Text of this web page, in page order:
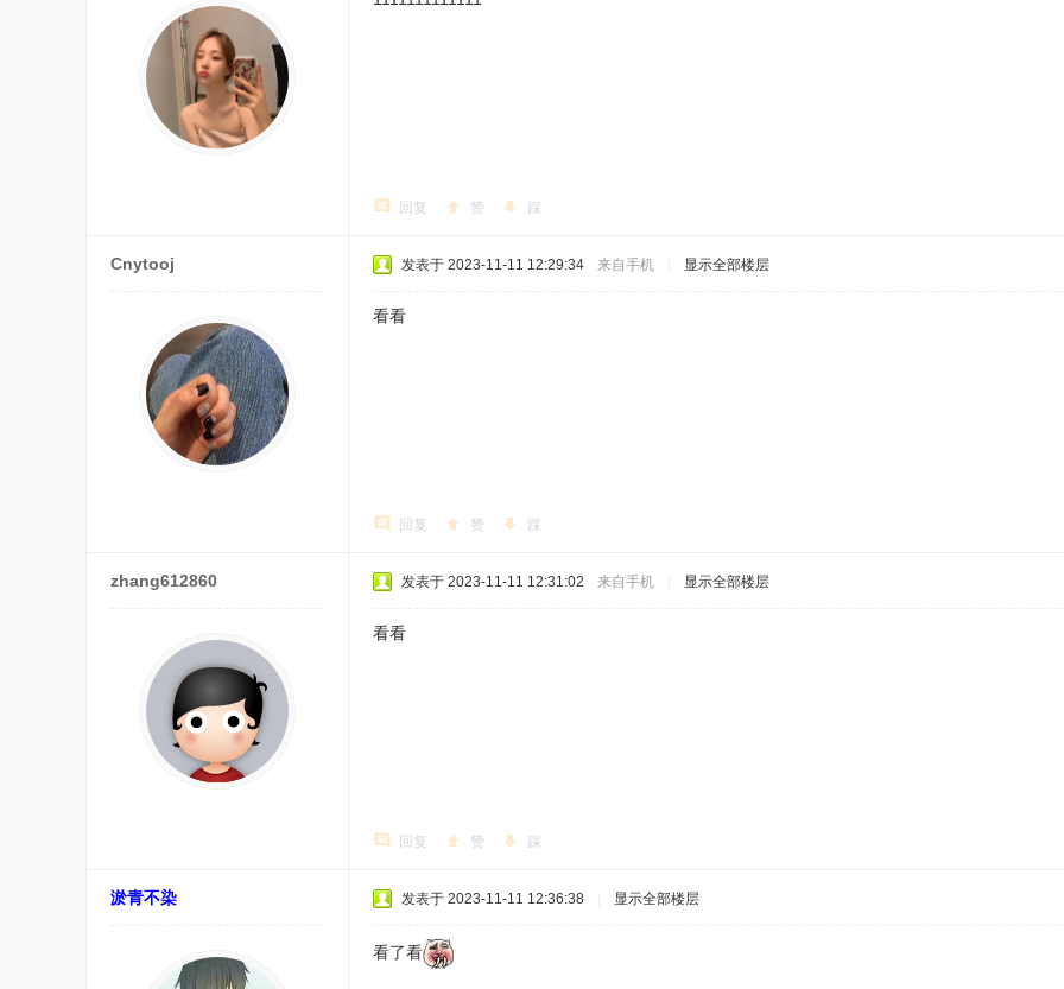
回复 赞 踩
Cnytooj 发表于 2023-11-11 12:29:34 来自手机 显示全部楼层
看看
回复 赞 踩
zhang612860 发表于 2023-11-11 12:31:02 来自手机 显示全部楼层
看看
回复 赞 踩
淤青不染 发表于 2023-11-11 12:36:38 显示全部楼层
看了看